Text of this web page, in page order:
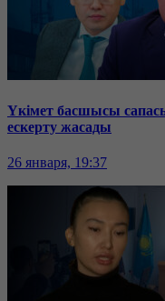
Үкімет басшысы
ескерту жасады
26 января, 19:37